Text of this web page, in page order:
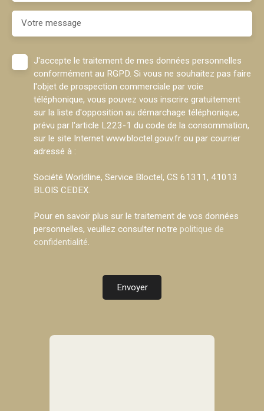
Votre message
J'accepte le traitement de mes données personnelles
conformément au RGPD. Si vous ne souhaitez pas faire
l'objet de prospection commerciale par voie
téléphonique, vous pouvez vous inscrire gratuitement
sur la liste d'opposition au démarchage téléphonique,
prévu par l'article L223-1 du code de la consommation,
sur le site Internet www.bloctel.gouv.fr ou par courrier
adressé à :
Société Worldline, Service Bloctel, CS 61311, 41013
BLOIS CEDEX.
Pour en savoir plus sur le traitement de vos données
personnelles, veuillez consulter notre politique de
confidentialité.
Envoyer